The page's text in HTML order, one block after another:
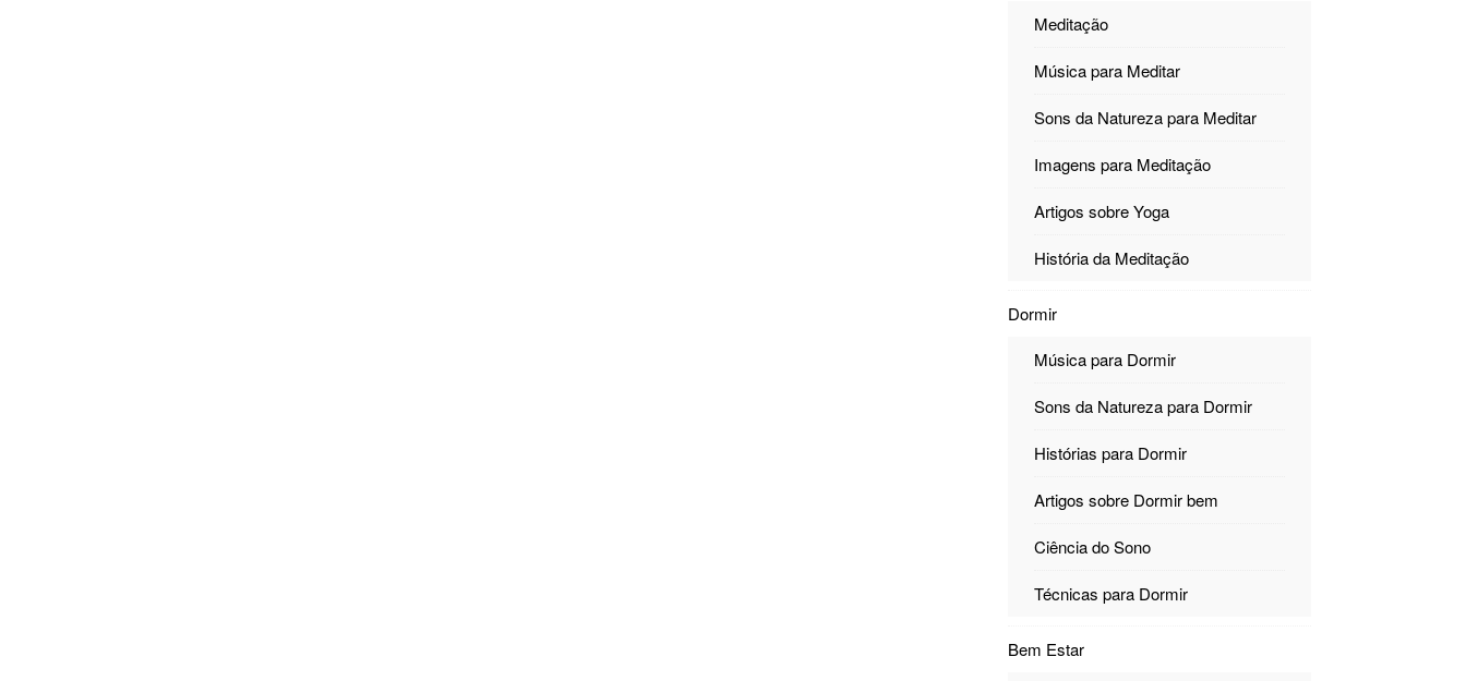
Meditação
Música para Meditar
Sons da Natureza para Meditar
Imagens para Meditação
Artigos sobre Yoga
História da Meditação
Dormir
Música para Dormir
Sons da Natureza para Dormir
Histórias para Dormir
Artigos sobre Dormir bem
Ciência do Sono
Técnicas para Dormir
Bem Estar